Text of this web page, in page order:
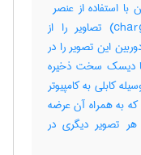
CCD (مخفف ‎charge-coupled ‎device) تصاویر را از
این تصویر را در
یا دیسک سخت ذخیره
کابلی به کامپیوتر
که به همراه آن عرضه
هر تصویر دیگری در